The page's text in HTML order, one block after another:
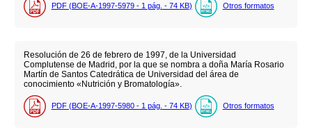
PDF (BOE-A-1997-5979 - 1 pág. - 74 KB) Otros formatos
Resolución de 26 de febrero de 1997, de la Universidad
Complutense de Madrid, por la que se nombra a doña María Rosario
Martín de Santos Catedrática de Universidad del área de
conocimiento «Nutrición y Bromatología».
PDF (BOE-A-1997-5980 - 1 pág. - 74 KB) Otros formatos